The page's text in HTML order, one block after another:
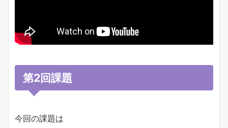
第2回課題
今回の課題は